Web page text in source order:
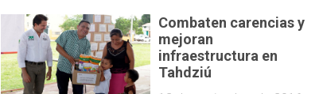
Combaten carencias y
mejoran
infraestructura en
Tahdziú